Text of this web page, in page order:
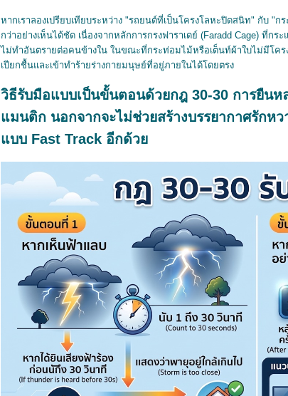
หากเราลองเปรียบเทียบระหว่าง "รถยนต์ที่เป็นโครงโลหะปิดสนิท" กับ
กว่าอย่างเห็นได้ชัด เนื่องจากหลักการกรงฟาราเดย์ (Faradd Cage) ที่
ไม่ทำอันตรายต่อคนข้างใน ในขณะที่กระท่อมไม้หรือเต็นท์ผ้าใบไม่มีโคร
เปียกชื้นและเข้าทำร้ายร่างกายมนุษย์ที่อยู่ภายในได้โดยตรง
วิธีรับมือแบบเป็นขั้นตอนด้วยกฎ 30-30 การยืน
มนติก นอกจากจะไม่ช่วยสร้างบรรยากาศรักหว
บบ Fast Track อีกด้ว